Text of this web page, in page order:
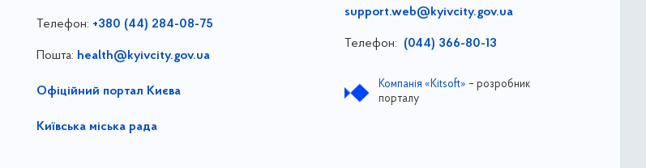
Телефон: +380 (44) 284-08-75
Пошта: health@kyivcity.gov.ua
Офіційний портал Києва
Київська міська рада
support.web@kyivcity.gov.ua
Телефон: (044) 366-80-13
Компанія «Kitsoft» – розробник
порталу